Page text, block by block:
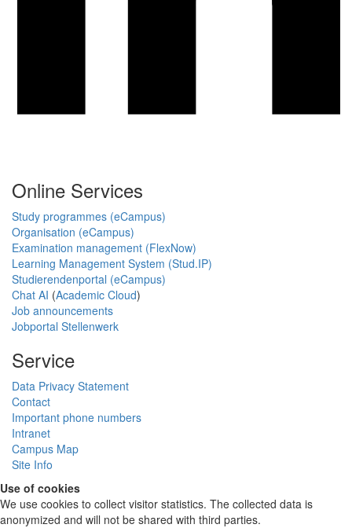
Online Services
Study programmes (eCampus)
Organisation (eCampus)
Examination management (FlexNow)
Learning Management System (Stud.IP)
Studierendenportal (eCampus)
Chat AI (Academic Cloud)
Job announcements
Jobportal Stellenwerk
Service
Data Privacy Statement
Contact
Important phone numbers
Intranet
Campus Map
Site Info
Use of cookies
We use cookies to collect visitor statistics. The collected data is
anonymized and will not be shared with third parties.